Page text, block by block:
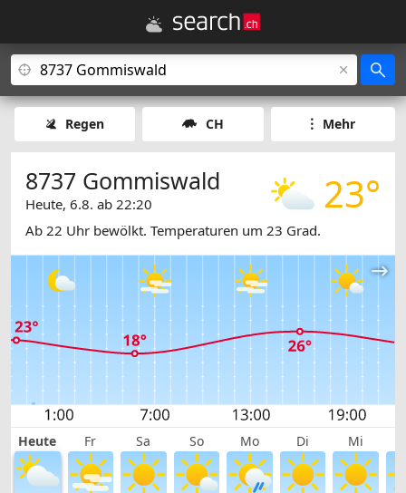
Regen CH Mehr
23°
8737 Gommiswald
Heute, 6.8. ab 22:20
Ab 22 Uhr bewölkt. Temperaturen um 23 Grad.
Heute Fr Sa So Mo Di Mi